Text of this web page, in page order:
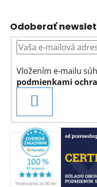
Odoberať
Vložením e-mailu
podmienkami
SA